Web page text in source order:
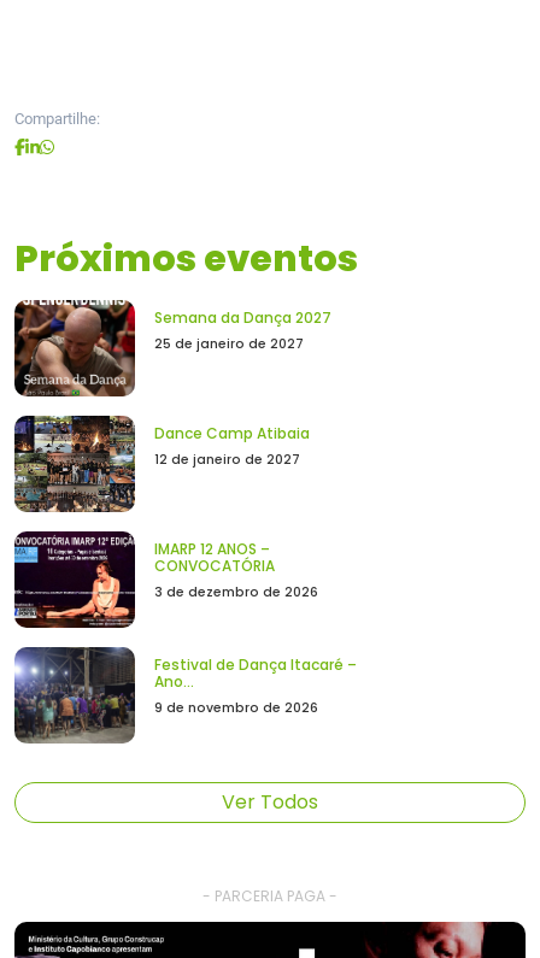
Compartilhe:
Próximos eventos
Semana da Dança 2027
25 de janeiro de 2027
Dance Camp Atibaia
12 de janeiro de 2027
IMARP 12 ANOS –
CONVOCATÓRIA
3 de dezembro de 2026
Festival de Dança Itacaré –
Ano...
9 de novembro de 2026
Ver Todos
- PARCERIA PAGA -